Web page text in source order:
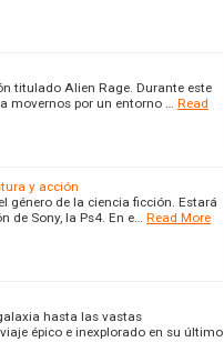
titulado Alien Rage. Durante este
movernos por un entorno … Read
y acción
género de la ciencia ficción. Estará
de Sony, la Ps4. En e… Read More
hasta las vastas
épico e inexplorado en su último